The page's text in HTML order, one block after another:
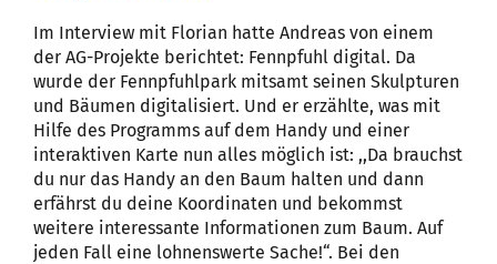
Im Interview mit Florian hatte Andreas von einem
der AG-Projekte berichtet: Fennpfuhl digital. Da
wurde der Fennpfuhlpark mitsamt seinen Skulpturen
und Bäumen digitalisiert. Und er erzählte, was mit
Hilfe des Programms auf dem Handy und einer
interaktiven Karte nun alles möglich ist: ,,Da brauchst
du nur das Handy an den Baum halten und dann
erfährst du deine Koordinaten und bekommst
weitere interessante Informationen zum Baum. Auf
jeden Fall eine lohnenswerte Sache!“. Bei den